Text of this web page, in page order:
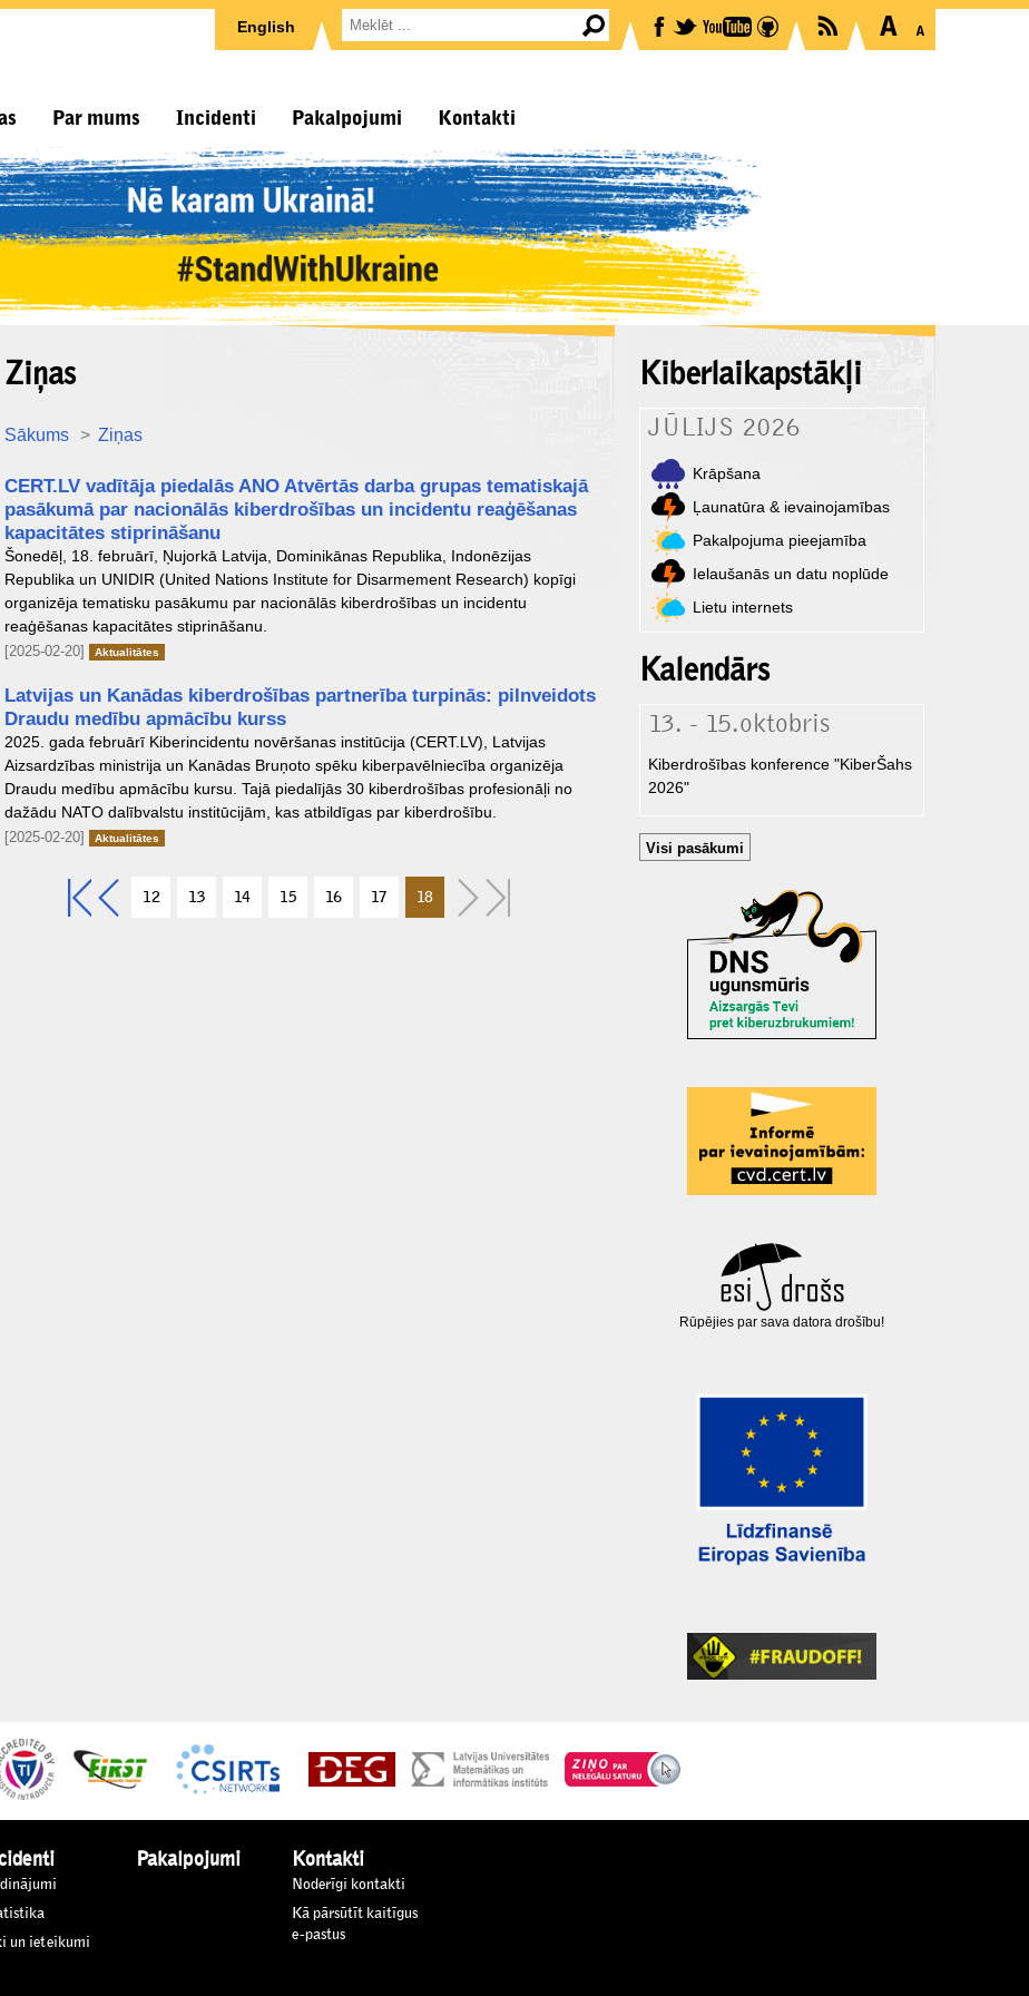
English
Par mums Incidenti Pakalpojumi Kontakti
Ziņas
Sākums Ziņas
CERT.LV vadītāja piedalās ANO Atvērtās darba grupas tematiskajā
pasākumā par nacionālās kiberdrošības un incidentu reaģēšanas
kapacitātes stiprināšanu
Šonedēļ, 18. februārī, Ņujorkā Latvija, Dominikānas Republika, Indonēzijas
Republika un UNIDIR (United Nations Institute for Disarmement Research) kopīgi
organizēja tematisku pasākumu par nacionālās kiberdrošības un incidentu
reaģēšanas kapacitātes stiprināšanu.
[2025-02-20] Aktualitātes
Latvijas un Kanādas kiberdrošības partnerība turpinās: pilnveidots
Draudu medību apmācību kurss
2025. gada februārī Kiberincidentu novēršanas institūcija (CERT.LV), Latvijas
Aizsardzības ministrija un Kanādas Bruņoto spēku kiberpavēlniecība organizēja
Draudu medību apmācību kursu. Tajā piedalījās 30 kiberdrošības profesionāļi no
dažādu NATO dalībvalstu institūcijām, kas atbildīgas par kiberdrošību.
[2025-02-20] Aktualitātes
12 13 14 15 16 17 18
Kiberlaikapstākļi
JŪLIJS 2026
Krāpšana
Ļaunatūra & ievainojamības
Pakalpojuma pieejamība
Ielaušanās un datu noplūde
Lietu internets
Kalendārs
13. - 15.oktobris
Kiberdrošības konference "KiberŠahs
2026"
Visi pasākumi
Rūpējies par sava datora drošību!
un ieteikumi
Pakalpojumi Kontakti
Noderīgi kontakti
Kā pārsūtīt kaitīgus
e-pastus